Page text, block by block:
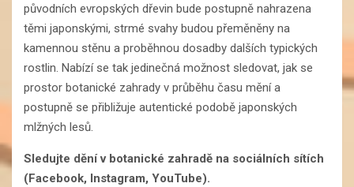
původních evropských dřevin bude postupně nahrazena
těmi japonskými, strmé svahy budou přeměněny na
kamennou stěnu a proběhnou dosadby dalších typických
rostlin. Nabízí se tak jedinečná možnost sledovat, jak se
prostor botanické zahrady v průběhu času mění a
postupně se přibližuje autentické podobě japonských
mlžných lesů.
Sledujte dění v botanické zahradě na sociálních sítích
(Facebook, Instagram, YouTube).